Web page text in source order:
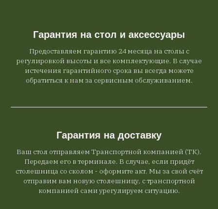
Гарантия на стол и аксессуары
Предоставляем гарантию 24 месяца на столы с
регулировкой высоты и все комплектующие. В случае
истечения гарантийного срока вы всегда можете
обратиться к нам за сервисным обслуживанием.
Гарантия на доставку
Ваш стол отправляем Транспортной компанией (ТК).
Передаем его в терминале. В случае, если придёт
столешница со сколом - оформите акт. Мы за свой счёт
отправим вам новую столешницу, с транспортной
компанией сами урегулируем ситуацию.